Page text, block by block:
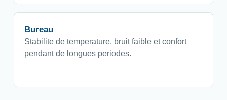
Bureau
Stabilite de temperature, bruit faible et confort
pendant de longues periodes.